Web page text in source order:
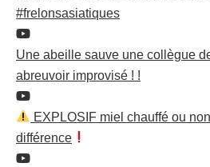
#frelonsasiatiques
Une abeille sauve une collègue
abreuvoir improvisé ! !
EXPLOSIF miel chauffé ou
différence